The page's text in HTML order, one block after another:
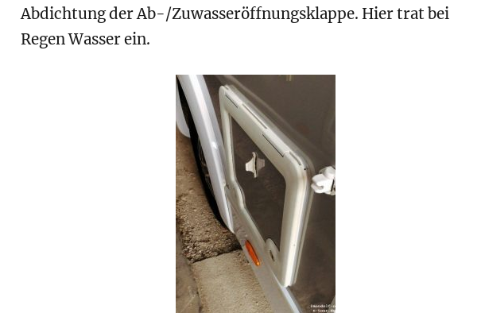
Abdichtung der Ab-/Zuwasseröffnungsklappe. Hier trat bei
Regen Wasser ein.